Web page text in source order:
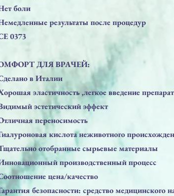
боли
результаты после процедур
0373
ДЛЯ ВРАЧЕЙ:
в Италии
эластичность ,легкое введение
эстетический эффект
переносимость
кислота неживотного
отобранные сырьевые материалы
производственный процесс
цена/качество
безопасности: средство медицинского